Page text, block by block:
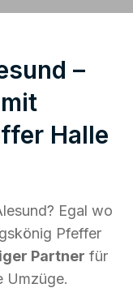
–
Halle
Egal wo
Pfeffer
Partner für
Umzüge.